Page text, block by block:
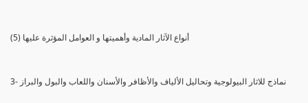
(5) أنواع الآثار المادية وأهميتها و العوامل المؤثرة عليها
3- نماذج للاثار البيولوجية وتحاليل الألياف والأظافر والأسنان واللعاب والبول والبراز